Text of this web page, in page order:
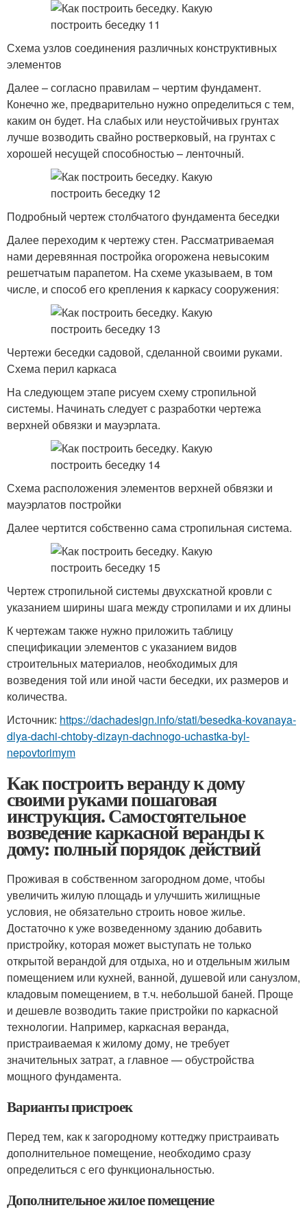
Схема узлов соединения различных конструктивных
элементов
Далее – согласно правилам – чертим фундамент.
Конечно же, предварительно нужно определиться с тем,
каким он будет. На слабых или неустойчивых грунтах
лучше возводить свайно ростверковый, на грунтах с
хорошей несущей способностью – ленточный.
Подробный чертеж столбчатого фундамента беседки
Далее переходим к чертежу стен. Рассматриваемая
нами деревянная постройка огорожена невысоким
решетчатым парапетом. На схеме указываем, в том
числе, и способ его крепления к каркасу сооружения:
Чертежи беседки садовой, сделанной своими руками.
Схема перил каркаса
На следующем этапе рисуем схему стропильной
системы. Начинать следует с разработки чертежа
верхней обвязки и мауэрлата.
Схема расположения элементов верхней обвязки и
мауэрлатов постройки
Далее чертится собственно сама стропильная система.
Чертеж стропильной системы двухскатной кровли с
указанием ширины шага между стропилами и их длины
К чертежам также нужно приложить таблицу
спецификации элементов с указанием видов
строительных материалов, необходимых для
возведения той или иной части беседки, их размеров и
количества.
Источник: https://dachadesign.info/stati/besedka-kovanaya-
dlya-dachi-chtoby-dizayn-dachnogo-uchastka-byl-
nepovtorimym
Как построить веранду к дому
своими руками пошаговая
инструкция. Самостоятельное
возведение каркасной веранды к
дому: полный порядок действий
Проживая в собственном загородном доме, чтобы
увеличить жилую площадь и улучшить жилищные
условия, не обязательно строить новое жилье.
Достаточно к уже возведенному зданию добавить
пристройку, которая может выступать не только
открытой верандой для отдыха, но и отдельным жилым
помещением или кухней, ванной, душевой или санузлом,
кладовым помещением, в т.ч. небольшой баней. Проще
и дешевле возводить такие пристройки по каркасной
технологии. Например, каркасная веранда,
пристраиваемая к жилому дому, не требует
значительных затрат, а главное — обустройства
мощного фундамента.
Варианты пристроек
Перед тем, как к загородному коттеджу пристраивать
дополнительное помещение, необходимо сразу
определиться с его функциональностью.
Дополнительное жилое помещение